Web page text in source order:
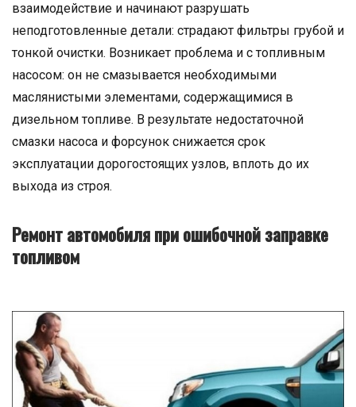
взаимодействие и начинают разрушать
неподготовленные детали: страдают фильтры грубой и
тонкой очистки. Возникает проблема и с топливным
насосом: он не смазывается необходимыми
маслянистыми элементами, содержащимися в
дизельном топливе. В результате недостаточной
смазки насоса и форсунок снижается срок
эксплуатации дорогостоящих узлов, вплоть до их
выхода из строя.
Ремонт автомобиля при ошибочной заправке
топливом